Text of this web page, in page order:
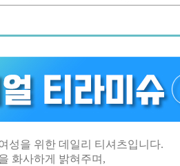
성을 위한 데일리 티셔츠입니다.
화사하게 밝혀주며,